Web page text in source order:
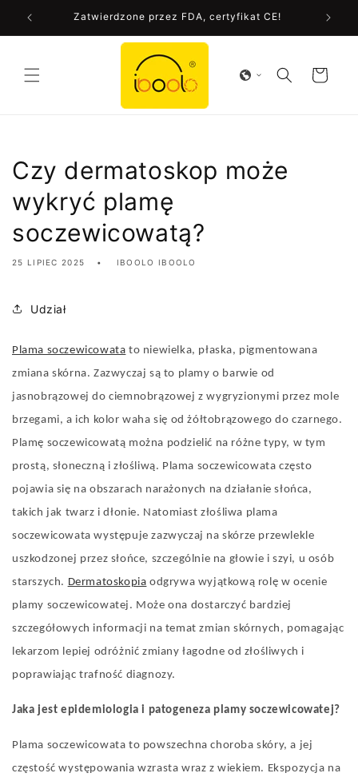
Przejdź
Zatwierdzone przez FDA, certyfikat CE!
Koszyk
Czy dermatoskop może
wykryć plamę
soczewicowatą?
25 LIPIEC 2025 IBOOLO IBOOLO
Udział
Plama soczewicowata to niewielka, płaska, pigmentowana
zmiana skórna. Zazwyczaj są to plamy o barwie od
jasnobrązowej do ciemnobrązowej z wygryzionymi przez mole
brzegami, a ich kolor waha się od żółtobrązowego do czarnego.
Plamę soczewicowatą można podzielić na różne typy, w tym
prostą, słoneczną i złośliwą. Plama soczewicowata często
pojawia się na obszarach narażonych na działanie słońca,
takich jak twarz i dłonie. Natomiast złośliwa plama
soczewicowata występuje zazwyczaj na skórze przewlekle
uszkodzonej przez słońce, szczególnie na głowie i szyi, u osób
starszych. Dermatoskopia odgrywa wyjątkową rolę w ocenie
plamy soczewicowatej. Może ona dostarczyć bardziej
szczegółowych informacji na temat zmian skórnych, pomagając
lekarzom lepiej odróżnić zmiany łagodne od złośliwych i
poprawiając trafność diagnozy.
Jaka jest epidemiologia i patogeneza plamy soczewicowatej?
Plama soczewicowata to powszechna choroba skóry, a jej
częstość występowania wzrasta wraz z wiekiem. Ekspozycja na